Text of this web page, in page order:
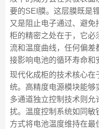
要的SEI膜。这层膜既是
又是阻止电子通过、避免
柜的精密之处在于，它必
流和温度曲线，任何偏差
接影响电池的循环寿命和
现代化成柜的技术核心在
统。高精度电源模块能够
多通道独立控制技术则
扰。温度控制系统如同敏
方式将电池温度维持在